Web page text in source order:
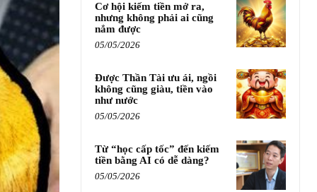
Cơ hội kiếm tiền mở ra,
nhưng không phải ai cũng
nắm được
05/05/2026
Được Thần Tài ưu ái, ngồi
không cũng giàu, tiền vào
như nước
05/05/2026
Từ “học cấp tốc” đến kiếm
tiền bằng AI có dễ dàng?
05/05/2026